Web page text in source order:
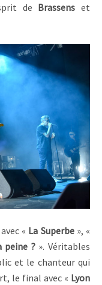
de Brassens et
« La Superbe», «
peine ?». Véritables
et le chanteur qui
le final avec « Lyon